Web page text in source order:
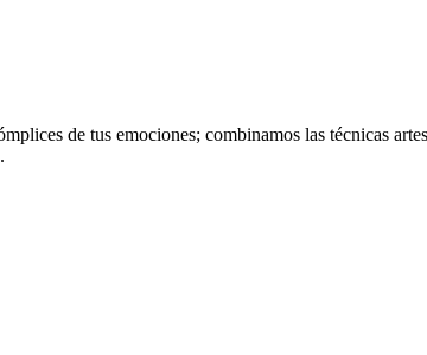
de tus emociones; combinamos las técnicas